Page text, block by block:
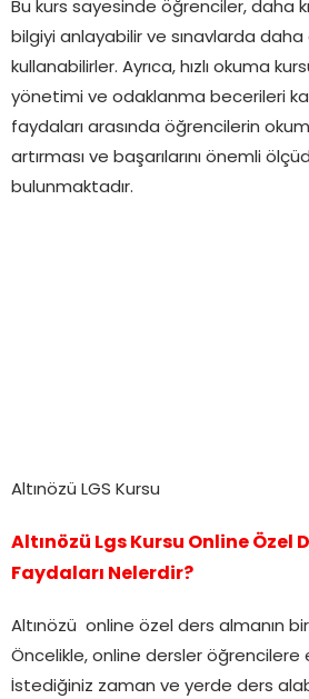
Bu kurs sayesinde öğrenciler, daha
bilgiyi anlayabilir ve sınavlarda daha
kullanabilirler. Ayrıca, hızlı okuma
yönetimi ve odaklanma becerileri
faydaları arasında öğrencilerin
artırması ve başarılarını önemli
bulunmaktadır.
Altınözü LGS Kursu
Altınözü Lgs Kursu Online Özel
Faydaları Nelerdir?
Altınözü online özel ders almanın
Öncelikle, online dersler öğrencilere
İstediğiniz zaman ve yerde ders